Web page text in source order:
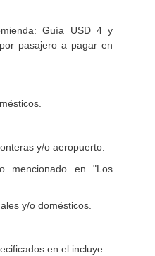
Guía USD 4 y
pasajero a pagar en
y/o aeropuerto.
mencionado en "Los
y/o domésticos.
en el incluye.